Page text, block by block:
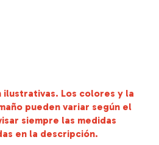
ilustrativas. Los colores y la
pueden variar según el
siempre las medidas
en la descripción.